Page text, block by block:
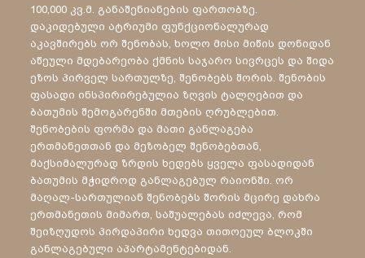
100,000 კვ.მ. განაშენიანების ფართობზე.
დაკიდებული ატრიუმი ფუნქციონალურად
აკავშირებს ორ შენობას, ხოლო მისი მიწის დონიდან
აწეული მდებარეობა ქმნის საჯარო სივრცეს და შიდა
ეზოს პირველ სართულზე, შენობებს შორის. შენობის
ფასადი ინსპირირებულია ზღვის ტალღებით და
ბათუმის შემოგარენში მთების ღრუბლებით.
შენობების ფორმა და მათი განლაგება
ერთმანეთთან და მეზობელ შენობებთან,
მაქსიმალურად ზრდის ხედებს ყველა ფასადიდან
ბათუმის მჭიდროდ განლაგებულ რაიონში. ორ
მაღალ-სართულიან შენობებს შორის მცირე დახრა
ერთმანეთის მიმართ, საშუალებას იძლევა, რომ
შეიზღუდოს პირდაპირი ხედვა თითოეულ ბლოკში
განლაგებული აპარტამენტებიდან.